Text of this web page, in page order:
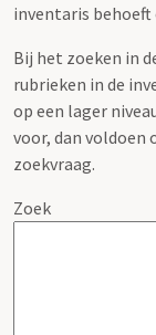
inventaris behoeft
Bij het zoeken in
rubrieken in de
op een lager
voor, dan voldoen
zoekvraag.
Zoek